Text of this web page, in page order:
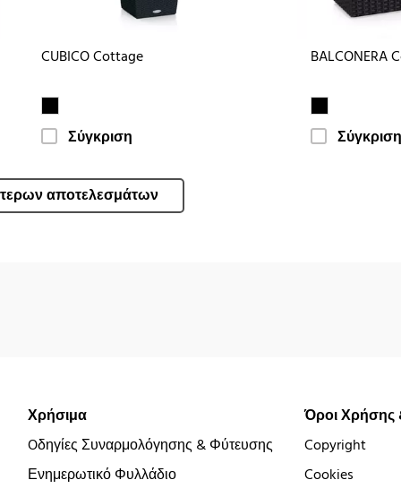
CUBICO Cottage
Σύγκριση
BALCONERA
Σύγκριση
αποτελεσμάτων
Χρήσιμα
Oδηγίες Συναρμολόγησης & Φύτευσης
Ενημερωτικό Φυλλάδιο
Όροι Χρήσης
Copyright
Cookies